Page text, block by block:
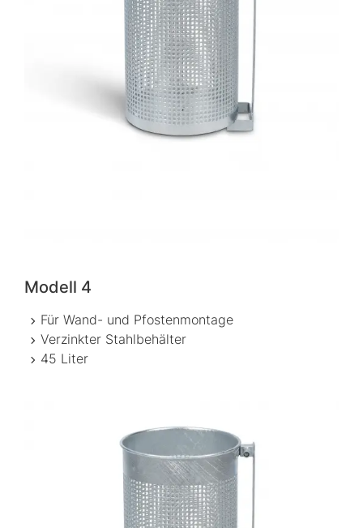
Modell 4
Für Wand- und Pfostenmontage
Verzinkter Stahlbehälter
45 Liter